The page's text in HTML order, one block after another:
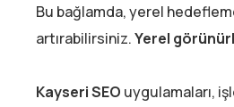
Bu bağlamda, yerel
artırabilirsiniz.Yerel
Kayseri SEO uygulamaları,